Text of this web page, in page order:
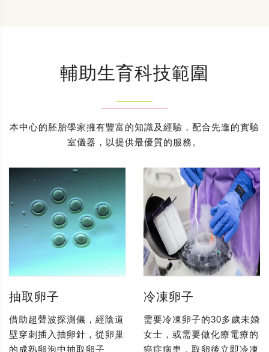
輔助生育科技範圍
本中心的胚胎學家擁有豐富的知識及經驗，配合先進的實驗
室儀器，以提供最優質的服務。
抽取卵子
借助超聲波探測儀，經陰道
壁穿刺插入抽卵針，從卵巢
的成熟卵泡中抽取卵子
冷凍卵子
需要冷凍卵子的30多歲未婚
女士，或需要做化療電療的
癌症病患，取卵後立即冷凍